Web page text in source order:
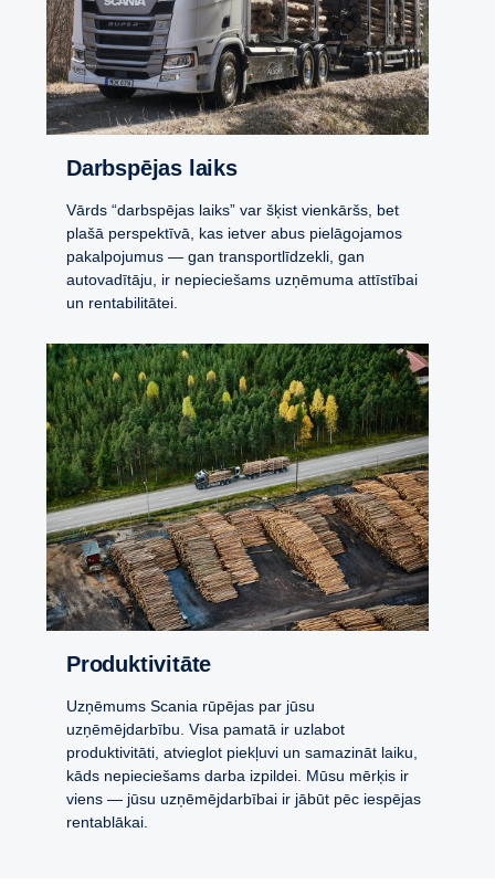
Darbspējas laiks
Vārds “darbspējas laiks” var šķist vienkāršs, bet
plašā perspektīvā, kas ietver abus pielāgojamos
pakalpojumus — gan transportlīdzekli, gan
autovadītāju, ir nepieciešams uzņēmuma attīstībai
un rentabilitātei.
Produktivitāte
Uzņēmums Scania rūpējas par jūsu
uzņēmējdarbību. Visa pamatā ir uzlabot
produktivitāti, atvieglot piekļuvi un samazināt laiku,
kāds nepieciešams darba izpildei. Mūsu mērķis ir
viens — jūsu uzņēmējdarbībai ir jābūt pēc iespējas
rentablākai.